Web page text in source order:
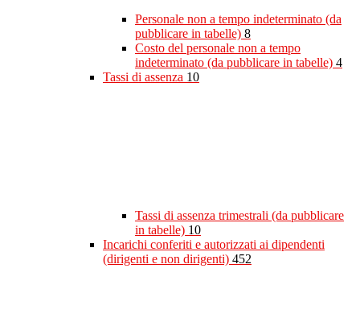
Personale non a tempo indeterminato (da
pubblicare in tabelle) 8
Costo del personale non a tempo
indeterminato (da pubblicare in tabelle) 4
Tassi di assenza 10
Tassi di assenza trimestrali (da pubblicare
in tabelle) 10
Incarichi conferiti e autorizzati ai dipendenti
(dirigenti e non dirigenti) 452